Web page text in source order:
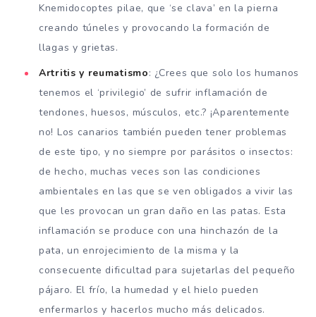
Knemidocoptes pilae, que ‘se clava’ en la pierna
creando túneles y provocando la formación de
llagas y grietas.
Artritis y reumatismo: ¿Crees que solo los humanos
tenemos el ‘privilegio’ de sufrir inflamación de
tendones, huesos, músculos, etc.? ¡Aparentemente
no! Los canarios también pueden tener problemas
de este tipo, y no siempre por parásitos o insectos:
de hecho, muchas veces son las condiciones
ambientales en las que se ven obligados a vivir las
que les provocan un gran daño en las patas. Esta
inflamación se produce con una hinchazón de la
pata, un enrojecimiento de la misma y la
consecuente dificultad para sujetarlas del pequeño
pájaro. El frío, la humedad y el hielo pueden
enfermarlos y hacerlos mucho más delicados.